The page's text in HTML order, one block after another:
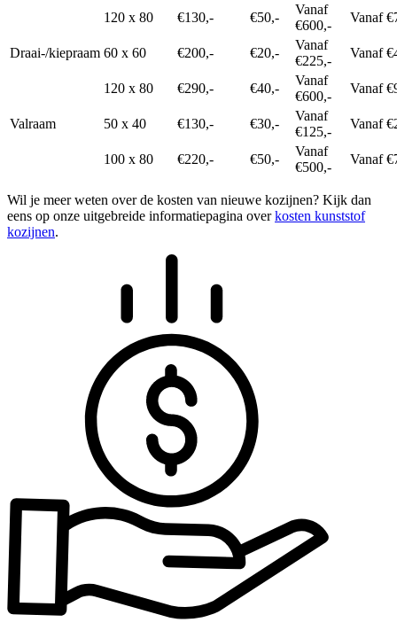
120 x 80 €130,- €50,-
Vanaf
€600,-
Vanaf
Draai-/kiepraam 60 x 60 €200,- €20,-
Vanaf
€225,-
Vanaf
120 x 80 €290,- €40,-
Vanaf
€600,-
Vanaf
Valraam 50 x 40 €130,- €30,-
Vanaf
€125,-
Vanaf
100 x 80 €220,- €50,-
Vanaf
€500,-
Vanaf
Wil je meer weten over de kosten van nieuwe kozijnen? Kijk dan
eens op onze uitgebreide informatiepagina overkosten kunststof
kozijnen.